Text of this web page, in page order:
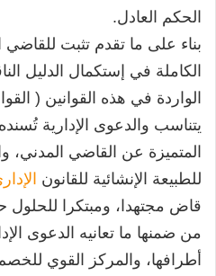
الحكم العادل.
بناء على ما تقدم تثبت للقاضي
الكاملة في إستكمال الدليل
الواردة في هذه القوانين (
يتناسب والدعوى الإدارية
المتميزة عن القاضي المدني،
للطبيعة الإنشائية للقانون
قاض مجتهدا، ومبتكرا
من ضمنها ما تعانيه الدعوى
أطرافها، والمركز القوي للخصم